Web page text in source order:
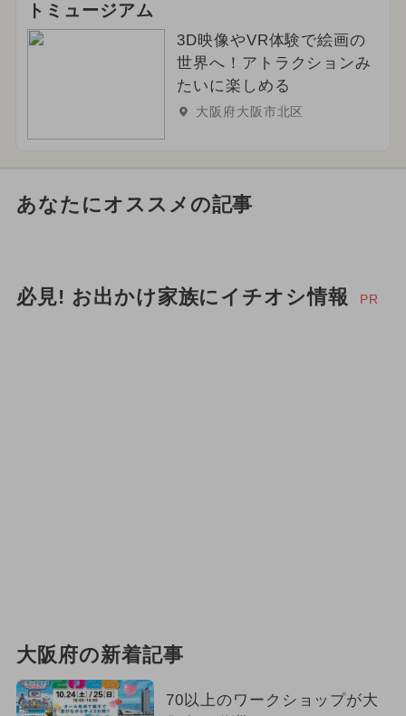
トミュージアム
3D映像やVR体験で絵画の
世界へ！アトラクションみ
たいに楽しめる
大阪府大阪市北区
あなたにオススメの記事
必見! お出かけ家族にイチオシ情報 PR
大阪府の新着記事
70以上のワークショップが大